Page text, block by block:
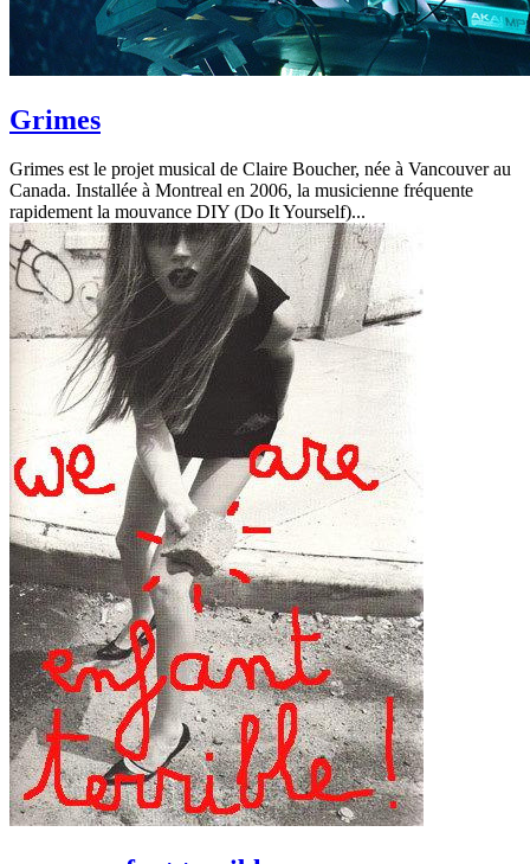
Grimes
Grimes est le projet musical de Claire Boucher, née à Vancouver au
Canada. Installée à Montreal en 2006, la musicienne fréquente
rapidement la mouvance DIY (Do It Yourself)...